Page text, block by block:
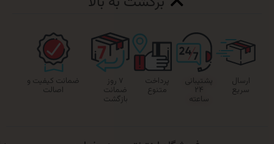
پشتیبانی
۲۴
پرداخت
متنوع
۷ روز
ضمانت
ضمانت کیفیت و
اصالت